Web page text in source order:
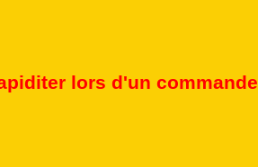
lors d'un commande